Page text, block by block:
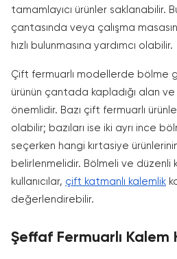
tamamlayıcı ürünler saklanabilir.
çantasında veya çalışma
hızlı bulunmasına yardımcı olabilir.
Çift fermuarlı modellerde bölme
ürünün çantada kapladığı alan ve
önemlidir. Bazı çift fermuarlı
olabilir; bazıları ise iki ayrı ince
seçerken hangi kırtasiye
belirlenmelidir. Bölmeli ve düzenli
kullanıcılar, çift katmanlı kalemlik
değerlendirebilir.
Şeffaf Fermuarlı Kalem